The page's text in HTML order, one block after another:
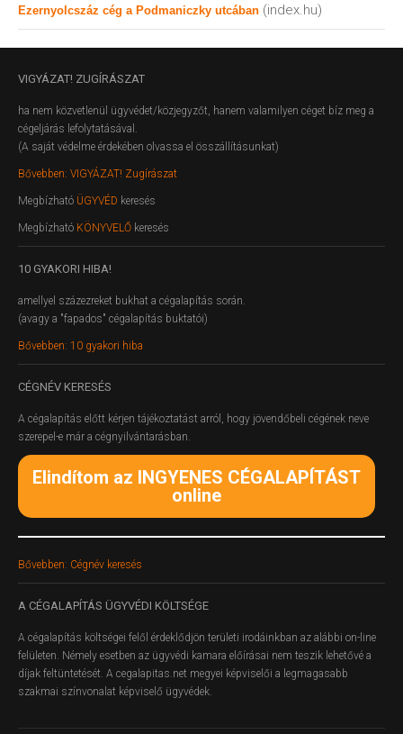
Ezernyolcszáz cég a Podmaniczky utcában (index.hu)
VIGYÁZAT! ZUGÍRÁSZAT
ha nem közvetlenül ügyvédet/közjegyzőt, hanem valamilyen céget bíz meg a
cégeljárás lefolytatásával.
(A saját védelme érdekében olvassa el összállításunkat)
Bővebben: VIGYÁZAT! Zugírászat
Megbízható ÜGYVÉD keresés
Megbízható KÖNYVELŐ keresés
10 GYAKORI HIBA!
amellyel százezreket bukhat a cégalapítás során.
(avagy a "fapados" cégalapítás buktatói)
Bővebben: 10 gyakori hiba
CÉGNÉV KERESÉS
A cégalapítás előtt kérjen tájékoztatást arról, hogy jövendőbeli cégének neve
szerepel-e már a cégnyilvántarásban.
Elindítom az INGYENES CÉGALAPÍTÁST
online
Bővebben: Cégnév keresés
A CÉGALAPÍTÁS ÜGYVÉDI KÖLTSÉGE
A cégalapítás költségei felől érdeklődjön területi irodáinkban az alábbi on-line
felületen. Némely esetben az ügyvédi kamara előírásai nem teszik lehetővé a
díjak feltüntetését. A cegalapitas.net megyei képviselői a legmagasabb
szakmai színvonalat képviselő ügyvédek.